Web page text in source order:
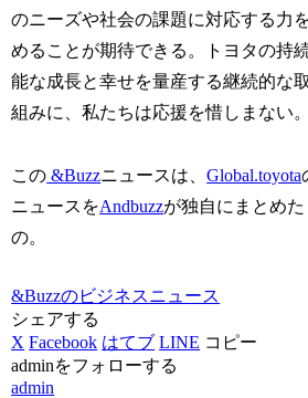
のニーズや社会の課題に対応する力
めることが期待できる。トヨタの持
能な成長と幸せを量産する継続的な
組みに、私たちは応援を惜しまない。
この &Buzzニュースは、Global.toyota
ニュースをAndbuzzが独自にまとめた
の。
&Buzzのビジネスニュース
シェアする
X Facebook はてブ LINE コピー
adminをフォローする
admin